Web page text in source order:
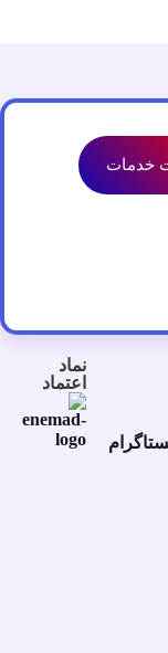
خدمات
نماد
اعتماد